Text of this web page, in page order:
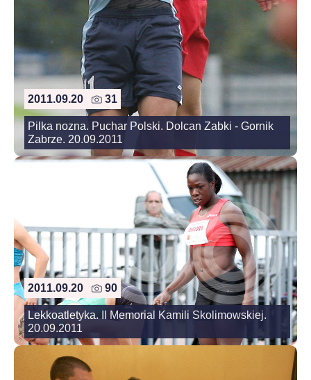
2011.09.20 31
Pilka nozna. Puchar Polski. Dolcan Zabki - Gornik
Zabrze. 20.09.2011
2011.09.20 90
Lekkoatletyka. II Memorial Kamili Skolimowskiej.
20.09.2011